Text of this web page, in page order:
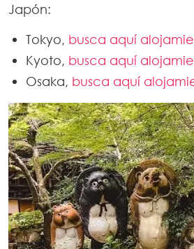
Japón:
Tokyo, busca aquí
Kyoto, busca aquí
Osaka, busca aquí